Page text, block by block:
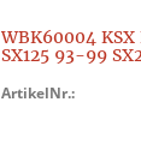
WBK60004
SX125 93-99
ArtikelNr.: